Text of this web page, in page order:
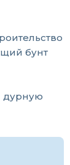
бунт
дурную